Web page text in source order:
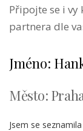
Připojte se i
partnera dle
Jméno:
Město:
Jsem se